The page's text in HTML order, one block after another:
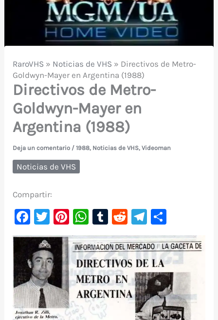
RaroVHS » Noticias de VHS » Directivos de Metro-
Goldwyn-Mayer en Argentina (1988)
Directivos de Metro-
Goldwyn-Mayer en
Argentina (1988)
Deja un comentario /1988, Noticias de VHS,Videoman
Noticias de VHS
Compartir:
F
a
c
e
b
o
o
T
w
it
te
r
Pi
nt
er
e
st
W
h
at
s
A
p
p
T
u
m
bl
r
R
e
d
di
t
Te
le
gr
a
m
o
m
p
ar
ti
r